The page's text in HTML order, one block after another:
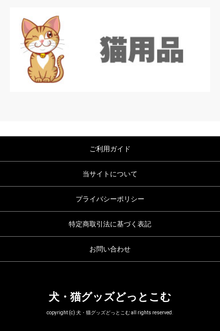
ご利用ガイド
当サイトについて
プライバシーポリシー
特定商取引法に基づく表記
お問い合わせ
犬・猫グッズどっとこむ
copyright (c) 犬・猫グッズどっとこむ all rights reserved.